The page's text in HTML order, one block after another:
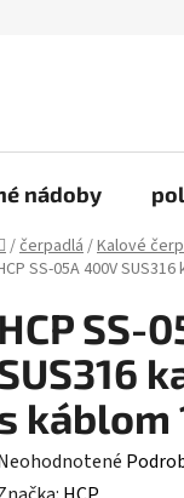
nádoby
Domov
/čerpadlá/Kalové
SS-05A 400V
HCP SS-
káblom